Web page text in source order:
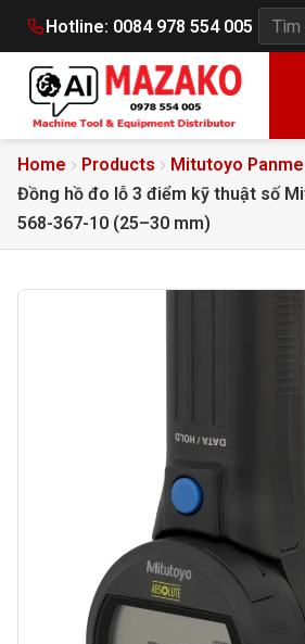
Hotline: 0084 978 554 005
Tìm
Home Products
Mitutoyo
Đồng hồ đo lỗ 3 điểm kỹ thuật số
568-367-10 (25–30 mm)